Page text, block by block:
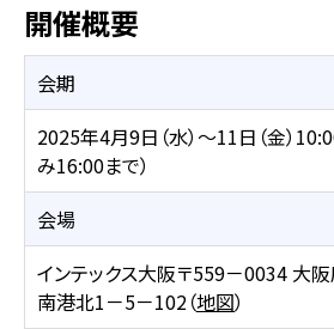
開催概要
会期
2025年4月9日（水）～11日（金）
み16:00まで）
会場
インテックス大阪〒559－0034 大
南港北1－5－102（地図）